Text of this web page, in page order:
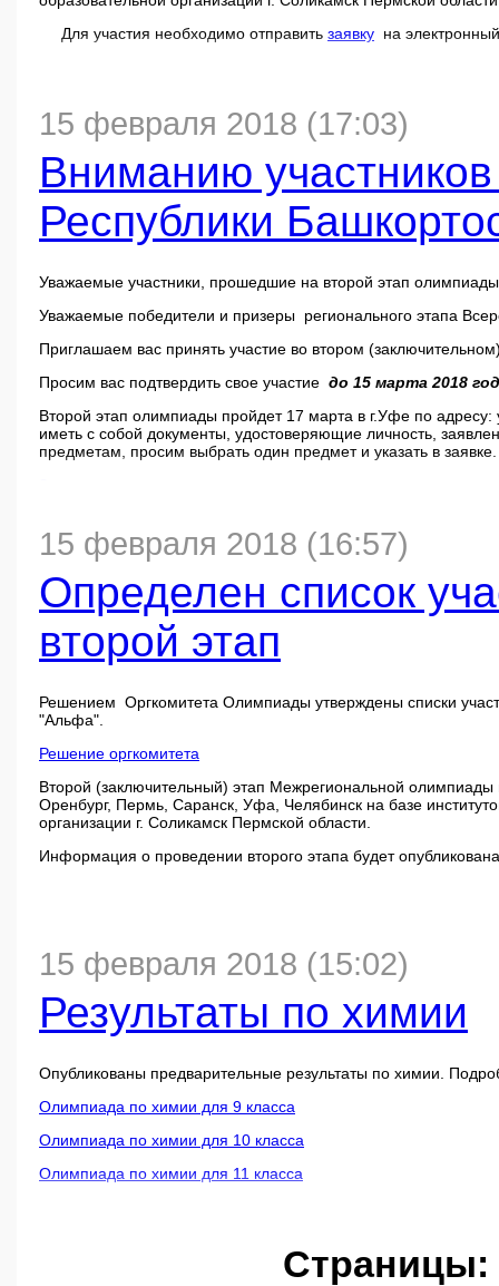
Для участия необходимо отправить заявку на
15 февраля 2018 (17:03)
Вниманию участников
Республики
Уважаемые участники, прошедшие на второй этап
Уважаемые победители и призеры регионального этапа
Приглашаем вас принять участие во втором
Просим вас подтвердить свое участие до 15 марта 2018
Второй этап олимпиады пройдет 17 марта в г.Уфе по
иметь с собой документы, удостоверяющие личность,
предметам, просим выбрать один предмет и указать в заявке.
Список участников второго этапа
15 февраля 2018 (16:57)
Определен список
второй этап
Решением Оргкомитета Олимпиады утверждены списки
"Альфа".
Решение оргкомитета
Второй (заключительный) этап Межрегиональной
Оренбург, Пермь, Саранск, Уфа, Челябинск на базе
организации г. Соликамск Пермской области.
Информация о проведении второго этапа будет
15 февраля 2018 (15:02)
Результаты по химии
Опубликованы предварительные результаты по химии.
Олимпиада по химии для 9 класса
Олимпиада по химии для 10 класса
Олимпиада по химии для 11 класса
Страницы: